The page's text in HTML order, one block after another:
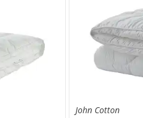
John Cotton